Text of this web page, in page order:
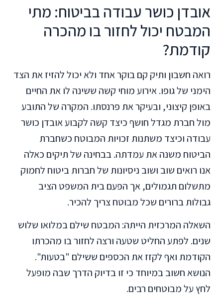
אובדן כושר עבודה בביטוח: מתי
המבטח יכול לחזור בו מהכרה
קודמת?
רואה חשבון ותיק קם בוקר אחד ולא יכול להזיז את הצד
הימני של גופו. אירוע מוחי קשה ששינה לו את החיים
באופן קיצוני, ובעיקר את פרנסתו. המקרה של התובע
מול חברת מגדל חושף כיצד קשה לקבוע אובדן כושר
עבודה וכיצד משתנות זכויות המבוטח כשחברת
הביטוח משנה את עמדתה. בבחינה של תיקים כאלה
אנו רואים שוב ושוב ניסיונות של חברות ביטוח לחמוק
מתשלום תגמולים, אך הפעם בית המשפט הציב
גבולות ברורים שכל מבוטח צריך להכיר.
השאלה המרכזית הייתה: המבטח שילם במלואו שלוש
שנים. לפתע החליט שטעה ורצה לחזור בו מהכרתו
הקודמת ואף לקזז את הכספים ששילם "בטעות".
הנושא חשוב במיוחד כי זו בדיוק הדרך שבה מופעל
לחץ על מבוטחים רבים.